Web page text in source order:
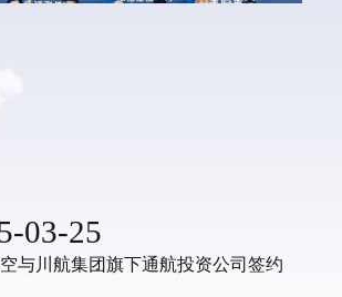
03-25
与川航集团旗下通航投资公司签约